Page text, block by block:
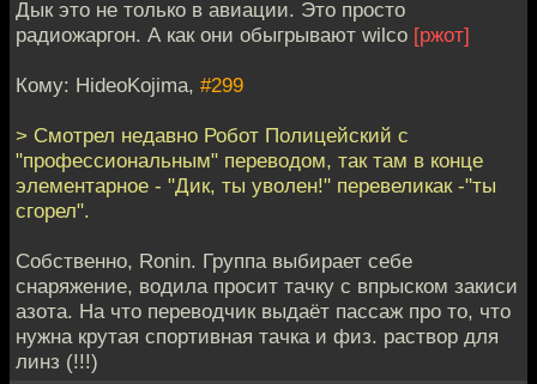
Дык это не только в авиации. Это просто
радиожаргон. А как они обыгрывают wilco [ржот]
Кому: HideoKojima, #299
> Смотрел недавно Робот Полицейский с
"профессиональным" переводом, так там в конце
элементарное - "Дик, ты уволен!" перевеликак -"ты
сгорел".
Собственно, Ronin. Группа выбирает себе
снаряжение, водила просит тачку с впрыском закиси
азота. На что переводчик выдаёт пассаж про то, что
нужна крутая спортивная тачка и физ. раствор для
линз (!!!)